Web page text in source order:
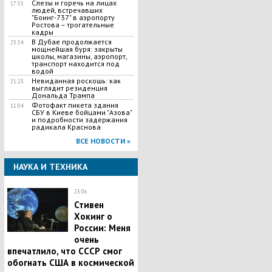
17:55
Слезы и горечь на лицах
людей, встречавших
"Боинг-737" в аэропорту
Ростова – трогательные
кадры
23:54
В Дубае продолжается
мощнейшая буря: закрыты
школы, магазины, аэропорт,
транспорт находится под
водой
21:23
Невиданная роскошь: как
выглядит резиденция
Дональда Трампа
11:04
Фотофакт пикета здания
СБУ в Киеве бойцами "Азова"
и подробности задержания
радикала Краснова
ВСЕ НОВОСТИ »
НАУКА И ТЕХНИКА
23:06
Стивен
Хокинг о
России: Меня
очень
впечатлило, что СССР смог
обогнать США в космической